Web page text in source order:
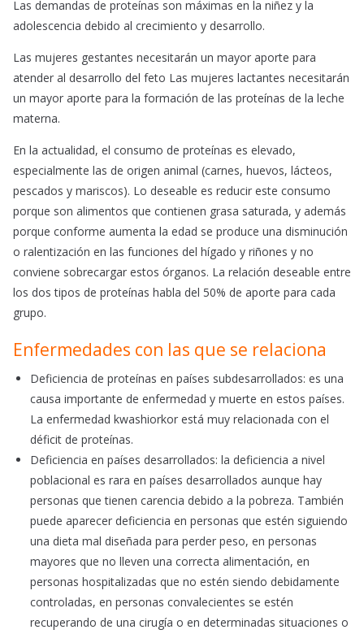
Las demandas de proteínas son máximas en la niñez y la
adolescencia debido al crecimiento y desarrollo.
Las mujeres gestantes necesitarán un mayor aporte para
atender al desarrollo del feto Las mujeres lactantes necesitarán
un mayor aporte para la formación de las proteínas de la leche
materna.
En la actualidad, el consumo de proteínas es elevado,
especialmente las de origen animal (carnes, huevos, lácteos,
pescados y mariscos). Lo deseable es reducir este consumo
porque son alimentos que contienen grasa saturada, y además
porque conforme aumenta la edad se produce una disminución
o ralentización en las funciones del hígado y riñones y no
conviene sobrecargar estos órganos. La relación deseable entre
los dos tipos de proteínas habla del 50% de aporte para cada
grupo.
Enfermedades con las que se relaciona
Deficiencia de proteínas en países subdesarrollados: es una
causa importante de enfermedad y muerte en estos países.
La enfermedad kwashiorkor está muy relacionada con el
déficit de proteínas.
Deficiencia en países desarrollados: la deficiencia a nivel
poblacional es rara en países desarrollados aunque hay
personas que tienen carencia debido a la pobreza. También
puede aparecer deficiencia en personas que estén siguiendo
una dieta mal diseñada para perder peso, en personas
mayores que no lleven una correcta alimentación, en
personas hospitalizadas que no estén siendo debidamente
controladas, en personas convalecientes se estén
recuperando de una cirugía o en determinadas situaciones o